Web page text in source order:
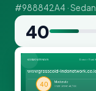
#988842A4 ·
40